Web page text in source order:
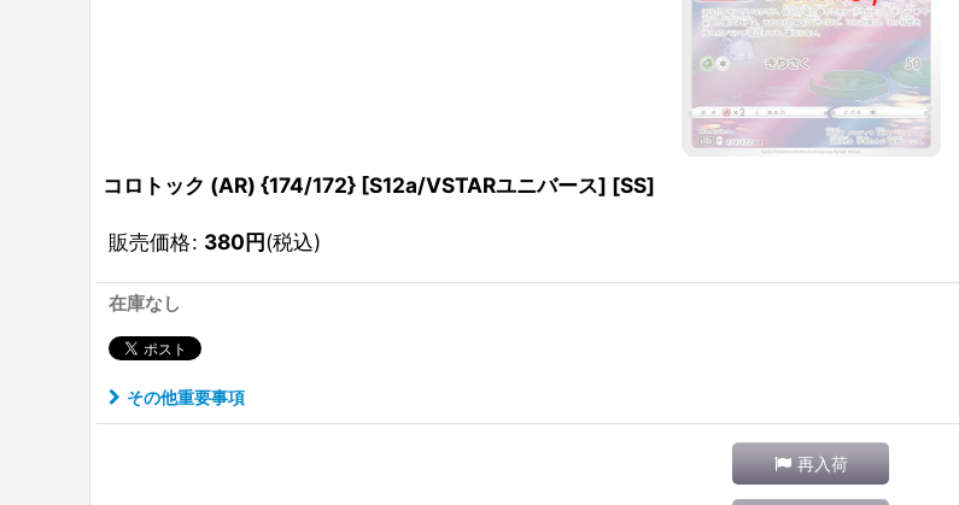
コロトック (AR) {174/172} [S12a/VSTARユニバース] [SS]
販売価格: 380円(税込)
在庫なし
その他重要事項
再入荷